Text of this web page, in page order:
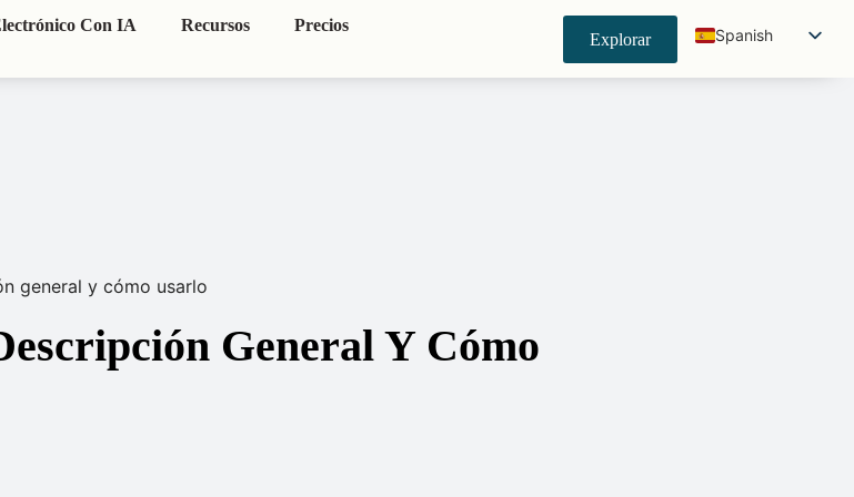
Con IA Recursos Precios
Explorar
Spanish
general y cómo usarlo
General Y Cómo